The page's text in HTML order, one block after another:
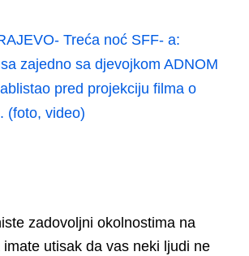
Treća noć SFF- a:
zajedno sa djevojkom ADNOM
pred projekciju filma o
(foto, video)
zadovoljni okolnostima na
utisak da vas neki ljudi ne